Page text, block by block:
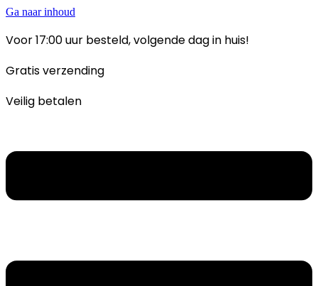
Ga naar inhoud
Voor 17:00 uur besteld, volgende dag in huis!
Gratis verzending
Veilig betalen